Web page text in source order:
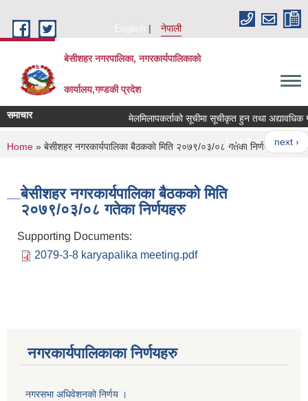
English
नेपाली
बेसीशहर नगरपालिका, नगरकार्यपालिकाको
कार्यालय,गण्डकी प्रदेश
समाचार मेलमिलापकर्ताको सूचीमा सूचीकृत हुन तथा अद्यावधिक
1 of 7 next ›
You are here
Home » बे‍‍सीशहर नगरकार्यपालिका बैठककाे मिति २०७९/०३/०८ गतेका निर्णयहरु
बे‍‍सीशहर नगरकार्यपालिका बैठककाे मिति
२०७९/०३/०८ गतेका निर्णयहरु
Supporting Documents:
2079-3-8 karyapalika meeting.pdf
नगरकार्यपालिकाका निर्णयहरु
नगरसभा अधिवेशनको निर्णय ।